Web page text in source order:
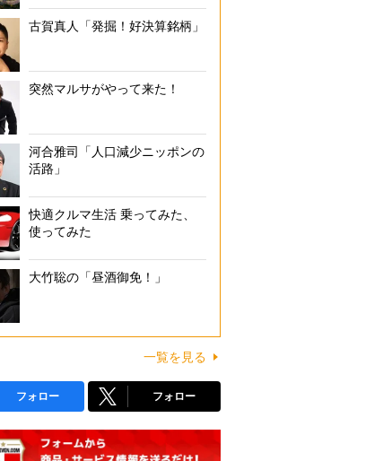
古賀真人「発掘！好決算銘柄」
突然マルサがやって来た！
河合雅司「人口減少ニッポンの
活路」
快適クルマ生活 乗ってみた、
使ってみた
大竹聡の「昼酒御免！」
一覧を見る
フォロー フォロー